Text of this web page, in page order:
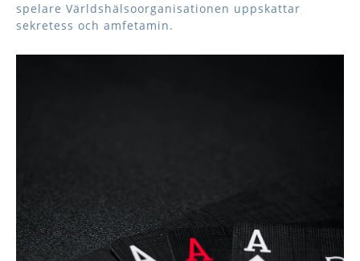
spelare Världshälsoorganisationen uppskattar
sekretess och amfetamin.